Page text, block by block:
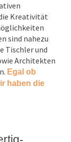
e.
Kreativität
sind nahezu
Tischler und
Architekten
Egal ob
haben die